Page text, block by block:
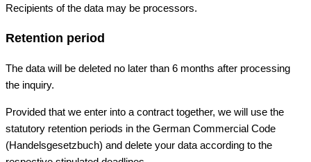
Recipients of the data may be processors.
Retention period
The data will be deleted no later than 6 months after processing
the inquiry.
Provided that we enter into a contract together, we will use the
statutory retention periods in the German Commercial Code
(Handelsgesetzbuch) and delete your data according to the